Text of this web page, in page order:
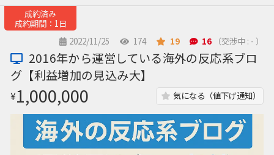
成約済み
成約期間：1日
2022/11/25
174 19 16 （交渉中 : - ）
2016年から運営している海外の反応系ブロ
グ【利益増加の見込み大】
¥1,000,000 気になる（値下げ通知）